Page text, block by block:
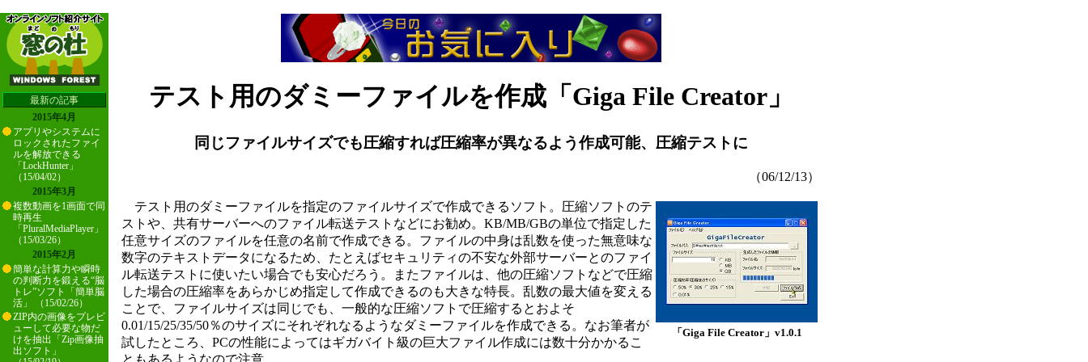
最新の記事
2015年4月
アプリやシステムに
ロックされたファイ
ルを解放できる
「LockHunter」
（15/04/02）
2015年3月
複数動画を1画面で同
時再生
「PluralMediaPlayer」
（15/03/26）
2015年2月
簡単な計算力や瞬時
の判断力を鍛える“脳
トレ”ソフト「簡単脳
活」 （15/02/26）
ZIP内の画像をプレビ
ューして必要な物だ
けを抽出「Zip画像抽
出ソフト」
テスト用のダミーファイルを作成「Giga File Creator」
同じファイルサイズでも圧縮すれば圧縮率が異なるよう作成可能、圧縮テストに
（06/12/13）
「Giga File Creator」v1.0.1
テスト用のダミーファイルを指定のファイルサイズで作成できるソフト。圧縮ソフトのテ
ストや、共有サーバーへのファイル転送テストなどにお勧め。KB/MB/GBの単位で指定した
任意サイズのファイルを任意の名前で作成できる。ファイルの中身は乱数を使った無意味な
数字のテキストデータになるため、たとえばセキュリティの不安な外部サーバーとのファイ
ル転送テストに使いたい場合でも安心だろう。またファイルは、他の圧縮ソフトなどで圧縮
した場合の圧縮率をあらかじめ指定して作成できるのも大きな特長。乱数の最大値を変える
ことで、ファイルサイズは同じでも、一般的な圧縮ソフトで圧縮するとおよそ
0.01/15/25/35/50％のサイズにそれぞれなるようなダミーファイルを作成できる。なお筆者が
試したところ、PCの性能によってはギガバイト級の巨大ファイル作成には数十分かかるこ
ともあるようなので注意。